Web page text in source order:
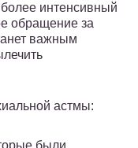
интенсивный
обращение за
важным
астмы: